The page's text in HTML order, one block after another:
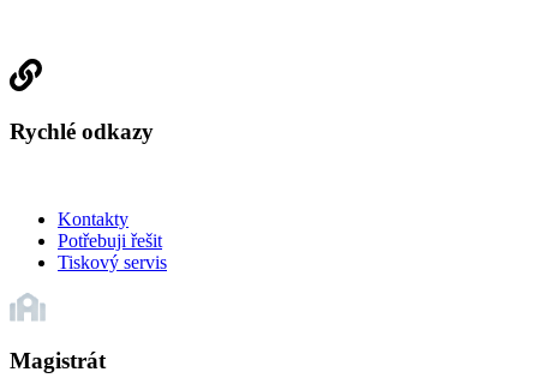
Rychlé odkazy
Kontakty
Potřebuji řešit
Tiskový servis
Magistrát